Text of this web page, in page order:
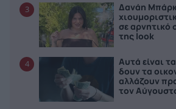
3
Δανάη
σε αρνητικό
της look
4
Αυτά είναι
δουν τα
αλλάζουν
τον